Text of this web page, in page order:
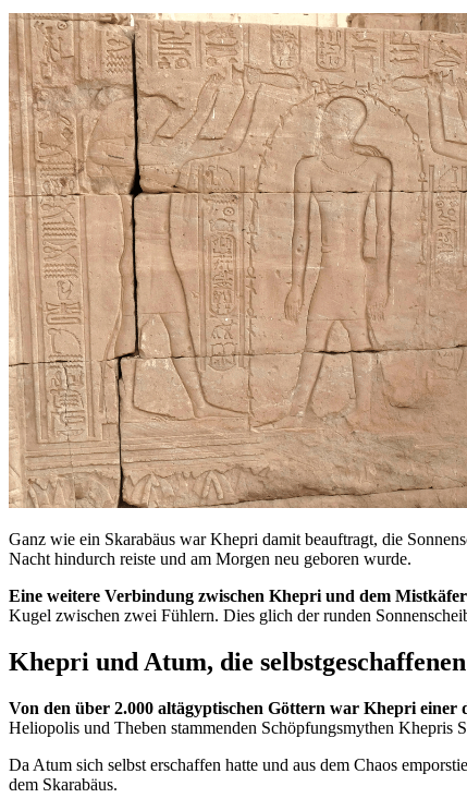
Ganz wie ein Skarabäus war Khepri damit beauftragt, die
Nacht hindurch reiste und am Morgen neu geboren wurde.
Eine weitere Verbindung zwischen Khepri und dem
Kugel zwischen zwei Fühlern. Dies glich der runden
Khepri und Atum, die
Von den über 2.000 altägyptischen Göttern war Khepri einer
Heliopolis und Theben stammenden Schöpfungsmythen Khepris
Da Atum sich selbst erschaffen hatte und aus dem Chaos
dem Skarabäus.